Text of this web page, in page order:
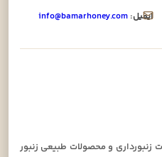
ایمیل: info@bamarhoney.com
زنبورداری و محصولات طبیعی زنبور